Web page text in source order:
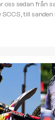
oss sedan från
SCCS, till